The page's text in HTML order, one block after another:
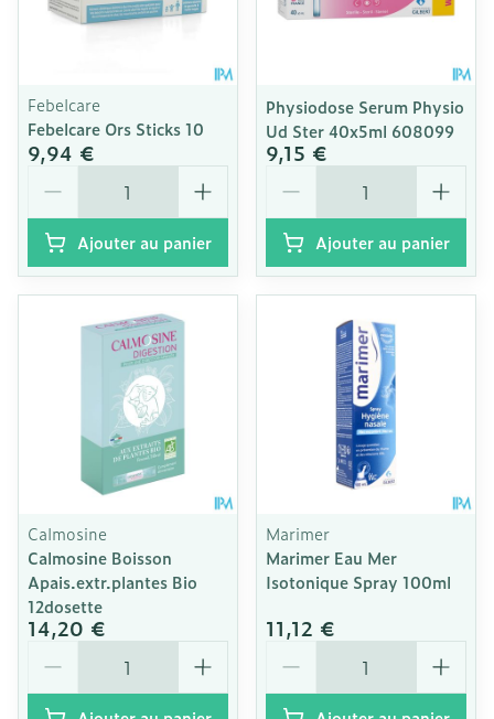
Febelcare
Febelcare Ors Sticks 10
9,94 €
Ajouter au panier
Physiodose Serum Physio
Ud Ster 40x5ml 608099
9,15 €
Ajouter au panier
Calmosine
Calmosine Boisson
Apais.extr.plantes Bio
12dosette
14,20 €
Marimer
Marimer Eau Mer
Isotonique Spray 100ml
11,12 €